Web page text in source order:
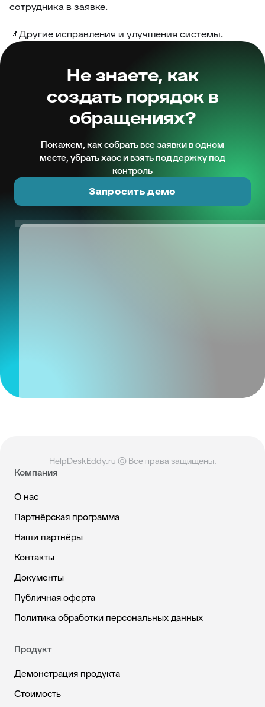
сотрудника в заявке.
📌Другие исправления и улучшения системы.
Не знаете, как
создать порядок в
обращениях?
Покажем, как собрать все заявки в одном
месте, убрать хаос и взять поддержку под
контроль
Запросить демо
HelpDeskEddy.ru © Все права защищены.
Компания
О нас
Партнёрская программа
Наши партнёры
Контакты
Документы
Публичная оферта
Политика обработки персональных данных
Продукт
Демонстрация продукта
Стоимость